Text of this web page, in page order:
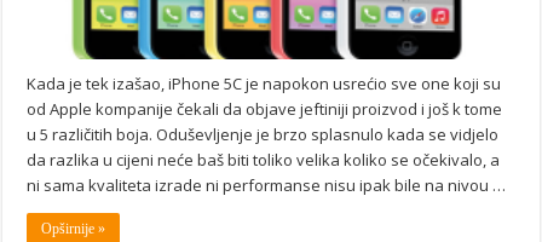
Kada je tek izašao, iPhone 5C je napokon usrećio sve one koji su
od Apple kompanije čekali da objave jeftiniji proizvod i još k tome
u 5 različitih boja. Oduševljenje je brzo splasnulo kada se vidjelo
da razlika u cijeni neće baš biti toliko velika koliko se očekivalo, a
ni sama kvaliteta izrade ni performanse nisu ipak bile na nivou …
Opširnije »